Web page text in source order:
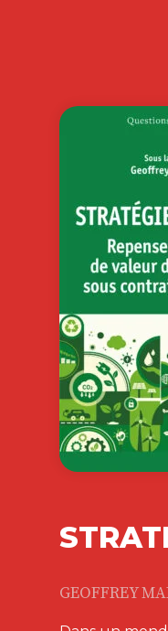
GEOFFREY